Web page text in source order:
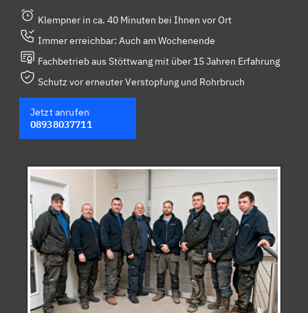
Klempner in ca. 40 Minuten bei Ihnen vor Ort
Immer erreichbar: Auch am Wochenende
Fachbetrieb aus Stöttwang mit über 15 Jahren Erfahrung
Schutz vor erneuter Verstopfung und Rohrbruch
Jetzt anrufen
08938037711